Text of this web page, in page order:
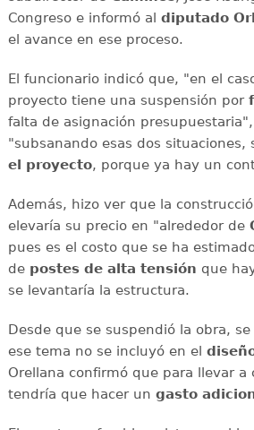
Congreso e informó al diputado
el avance en ese proceso.
El funcionario indicó que, "en el
proyecto tiene una suspensión por
falta de asignación
"subsanando esas dos situaciones,
el proyecto, porque ya hay un
Además, hizo ver que la
elevaría su precio en "alrededor de
pues es el costo que se ha
de postes de alta tensión que
se levantaría la estructura.
Desde que se suspendió la obra,
ese tema no se incluyó en el
Orellana confirmó que para llevar a
tendría que hacer un gasto